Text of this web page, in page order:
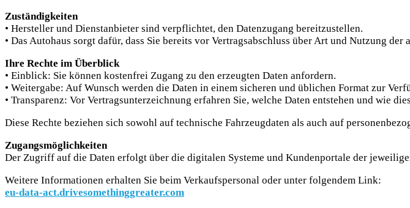
Zuständigkeiten
• Hersteller und Dienstanbieter sind verpflichtet, den Datenzugang bereitzustellen.
• Das Autohaus sorgt dafür, dass Sie bereits vor Vertragsabschluss über Art und Nutzung
Ihre Rechte im Überblick
• Einblick: Sie können kostenfrei Zugang zu den erzeugten Daten anfordern.
• Weitergabe: Auf Wunsch werden die Daten in einem sicheren und üblichen Format zur
• Transparenz: Vor Vertragsunterzeichnung erfahren Sie, welche Daten entstehen und wie
Diese Rechte beziehen sich sowohl auf technische Fahrzeugdaten als auch auf
Zugangsmöglichkeiten
Der Zugriff auf die Daten erfolgt über die digitalen Systeme und Kundenportale der
Weitere Informationen erhalten Sie beim Verkaufspersonal oder unter folgendem Link:
eu-data-act.drivesomethinggreater.com